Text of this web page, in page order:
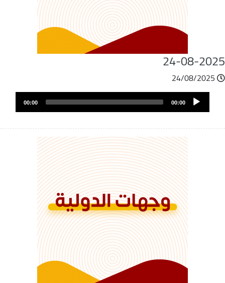
24-08-
24/08/2025
ملفAudio
Player
00:00
00:00